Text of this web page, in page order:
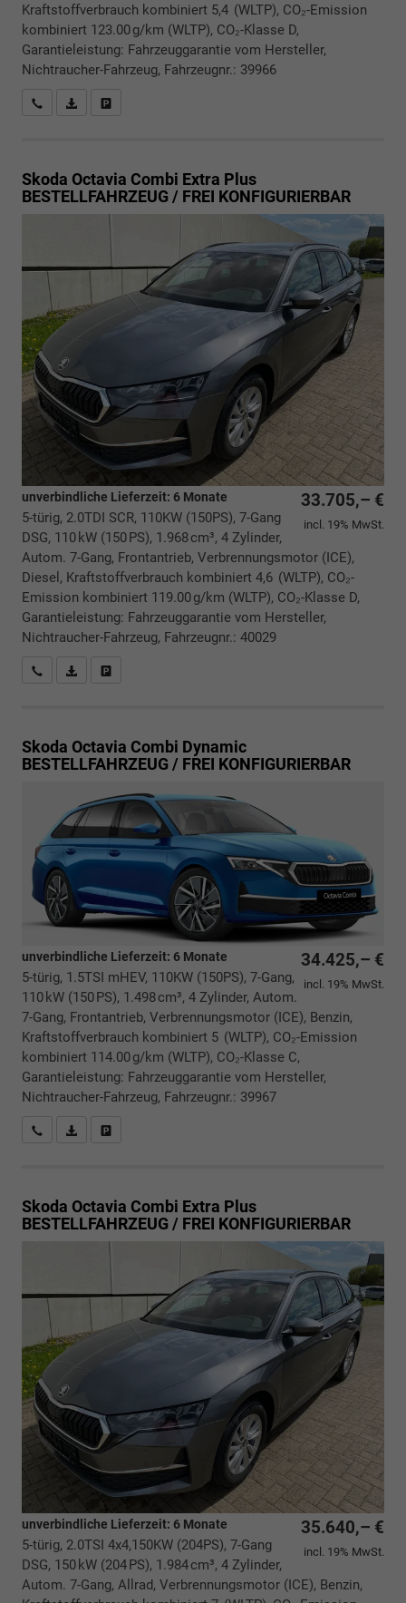
Kraftstoffverbrauch kombiniert 5,4 (WLTP), CO₂-Emission
kombiniert 123.00 g/km (WLTP), CO₂-Klasse D,
Garantieleistung: Fahrzeuggarantie vom Hersteller,
Nichtraucher-Fahrzeug, Fahrzeugnr.: 39966
Rückrufbitte absenden
PDF-Datei, Fahrzeugexposé drucken
Skoda Octavia Combi Extra Plus
BESTELLFAHRZEUG / FREI KONFIGURIERBAR
33.705,– €
incl. 19% MwSt.
unverbindliche Lieferzeit: 6 Monate
5-türig, 2.0TDI SCR, 110KW (150PS), 7-Gang
DSG, 110 kW (150 PS), 1.968 cm³, 4 Zylinder,
Autom. 7-Gang, Frontantrieb, Verbrennungsmotor (ICE),
Diesel, Kraftstoffverbrauch kombiniert 4,6 (WLTP), CO₂-
Emission kombiniert 119.00 g/km (WLTP), CO₂-Klasse D,
Garantieleistung: Fahrzeuggarantie vom Hersteller,
Nichtraucher-Fahrzeug, Fahrzeugnr.: 40029
Rückrufbitte absenden
PDF-Datei, Fahrzeugexposé drucken
Skoda Octavia Combi Dynamic
BESTELLFAHRZEUG / FREI KONFIGURIERBAR
34.425,– €
incl. 19% MwSt.
unverbindliche Lieferzeit: 6 Monate
5-türig, 1.5TSI mHEV, 110KW (150PS), 7-Gang,
110 kW (150 PS), 1.498 cm³, 4 Zylinder, Autom.
7-Gang, Frontantrieb, Verbrennungsmotor (ICE), Benzin,
Kraftstoffverbrauch kombiniert 5 (WLTP), CO₂-Emission
kombiniert 114.00 g/km (WLTP), CO₂-Klasse C,
Garantieleistung: Fahrzeuggarantie vom Hersteller,
Nichtraucher-Fahrzeug, Fahrzeugnr.: 39967
Rückrufbitte absenden
PDF-Datei, Fahrzeugexposé drucken
Skoda Octavia Combi Extra Plus
BESTELLFAHRZEUG / FREI KONFIGURIERBAR
35.640,– €
incl. 19% MwSt.
unverbindliche Lieferzeit: 6 Monate
5-türig, 2.0TSI 4x4,150KW (204PS), 7-Gang
DSG, 150 kW (204 PS), 1.984 cm³, 4 Zylinder,
Autom. 7-Gang, Allrad, Verbrennungsmotor (ICE), Benzin,